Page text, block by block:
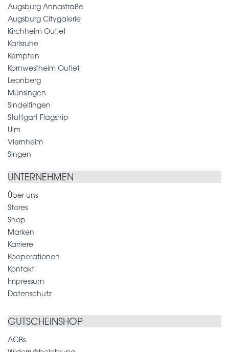
Augsburg Annastraße
Augsburg Citygalerie
Kirchheim Outlet
Karlsruhe
Kempten
Kornwestheim Outlet
Leonberg
Münsingen
Sindelfingen
Stuttgart Flagship
Ulm
Viernheim
Singen
UNTERNEHMEN
Über uns
Stores
Shop
Marken
Karriere
Kooperationen
Kontakt
Impressum
Datenschutz
GUTSCHEINSHOP
AGBs